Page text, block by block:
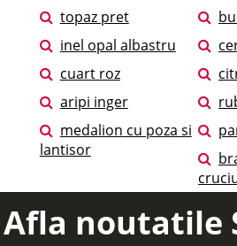
topaz pret
inel opal albastru
cuart roz
aripi inger
medalion cu poza si
lantisor
Afla noutatile